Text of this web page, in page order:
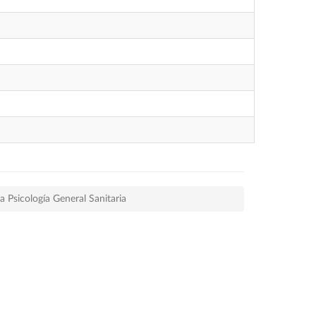
Psicología General Sanitaria